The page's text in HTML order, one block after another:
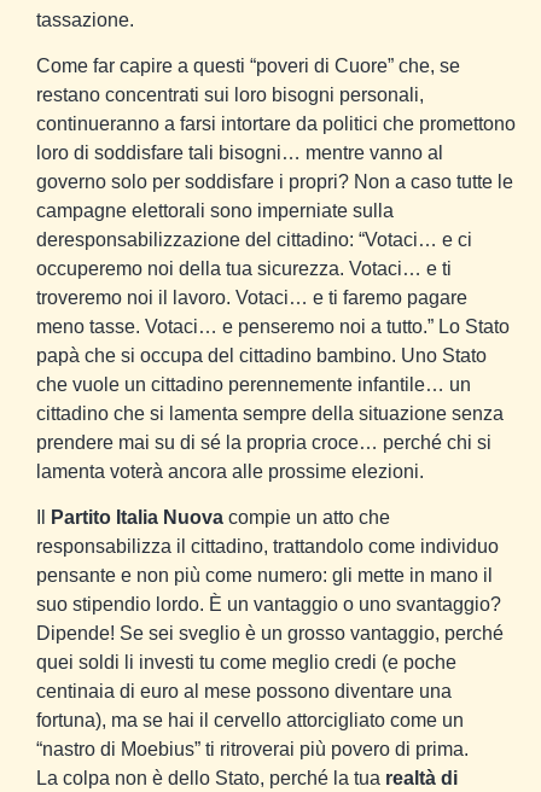
tassazione.
Come far capire a questi “poveri di Cuore” che, se
restano concentrati sui loro bisogni personali,
continueranno a farsi intortare da politici che promettono
loro di soddisfare tali bisogni… mentre vanno al
governo solo per soddisfare i propri? Non a caso tutte le
campagne elettorali sono imperniate sulla
deresponsabilizzazione del cittadino: “Votaci… e ci
occuperemo noi della tua sicurezza. Votaci… e ti
troveremo noi il lavoro. Votaci… e ti faremo pagare
meno tasse. Votaci… e penseremo noi a tutto.” Lo Stato
papà che si occupa del cittadino bambino. Uno Stato
che vuole un cittadino perennemente infantile… un
cittadino che si lamenta sempre della situazione senza
prendere mai su di sé la propria croce… perché chi si
lamenta voterà ancora alle prossime elezioni.
Partito Italia Nuova compie un atto che
responsabilizza il cittadino, trattandolo come individuo
pensante e non più come numero: gli mette in mano il
suo stipendio lordo. È un vantaggio o uno svantaggio?
Dipende! Se sei sveglio è un grosso vantaggio, perché
quei soldi li investi tu come meglio credi (e poche
centinaia di euro al mese possono diventare una
fortuna), ma se hai il cervello attorcigliato come un
“nastro di Moebius” ti ritroverai più povero di prima.
La colpa non è dello Stato, perché la tua realtà di